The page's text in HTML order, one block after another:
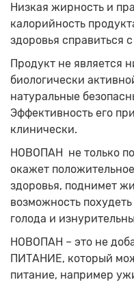
Низкая жирность и
калорийность
здоровья справиться
Продукт не является
биологически
натуральные
Эффективность его
клинически.
НОВОПАН не только
окажет
здоровья, поднимет
возможность
голода и
НОВОПАН – это не
ПИТАНИЕ, который
питание, например